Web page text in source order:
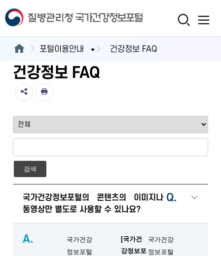
포털이용안내 건강정보 FAQ
건강정보 FAQ
검색
Q.
국가건강정보포털의 콘텐츠의 이미지나
동영상만 별도로 사용할 수 있나요?
A.
국가건강
정보포털
[국가건
강정보포
국가건강
정보포털